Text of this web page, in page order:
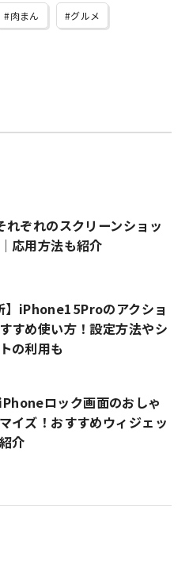
肉まん グルメ
れぞれのスクリーンショッ
応用方法も紹介
】iPhone15Proのアクショ
すめ使い方！設定方法やシ
の利用も
ロック画面のおしゃ
イズ！おすすめウィジェッ
介